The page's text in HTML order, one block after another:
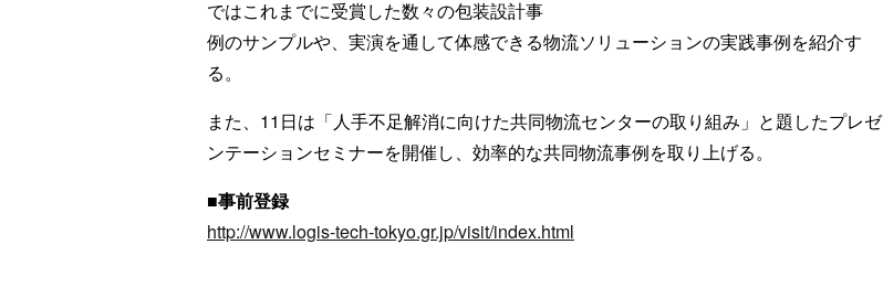
ではこれまでに受賞した数々の包装設計事
例のサンプルや、実演を通して体感できる物流ソリューションの実践事例を紹介す
る。
また、11日は「人手不足解消に向けた共同物流センターの取り組み」と題したプレゼ
ンテーションセミナーを開催し、効率的な共同物流事例を取り上げる。
■事前登録
http://www.logis-tech-tokyo.gr.jp/visit/index.html